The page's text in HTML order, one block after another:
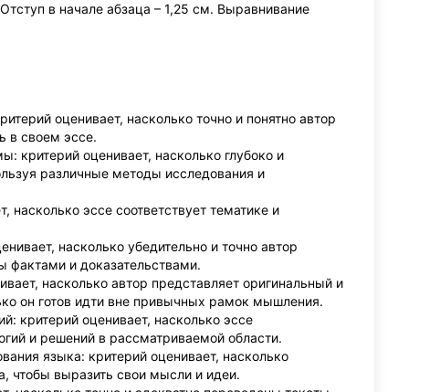
в начале абзаца – 1,25 см. Выравнивание
оценивает, насколько точно и понятно автор
в своем эссе.
критерий оценивает, насколько глубоко и
различные методы исследования и
насколько эссе соответствует тематике и
насколько убедительно и точно автор
фактами и доказательствами.
насколько автор представляет оригинальный и
он готов идти вне привычных рамок мышления.
критерий оценивает, насколько эссе
и решений в рассматриваемой области.
языка: критерий оценивает, насколько
чтобы выразить свои мысли и идеи.